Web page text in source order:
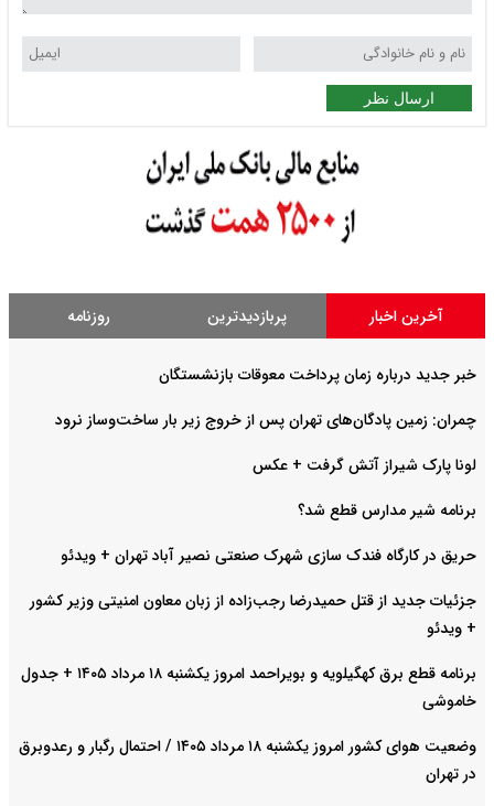
ارسال نظر
آخرین اخبار پربازدیدترین روزنامه
خبر جدید درباره زمان پرداخت معوقات بازنشستگان
چمران: زمین پادگان‌های تهران پس از خروج زیر بار ساخت‌وساز نرود
لونا پارک شیراز آتش گرفت + عکس
برنامه شیر مدارس قطع شد؟
حریق در کارگاه فندک سازی شهرک صنعتی نصیر آباد تهران + ویدئو
جزئیات جدید از قتل حمیدرضا رجب‌زاده از زبان معاون امنیتی وزیر کشور
+ ویدئو
برنامه قطع برق کهگیلویه و بویراحمد امروز یکشنبه ۱۸ مرداد ۱۴۰۵ + جدول
خاموشی
وضعیت هوای کشور امروز یکشنبه ۱۸ مرداد ۱۴۰۵ / احتمال رگبار و رعدوبرق
در تهران